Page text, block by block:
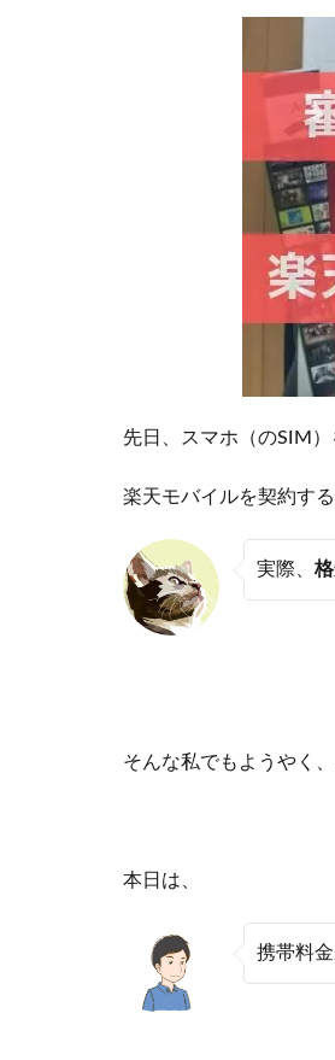
先日、スマホ（のSIM）
楽天モバイルを契約す
実際、
そんな私でもようやく、
本日は、
携帯料